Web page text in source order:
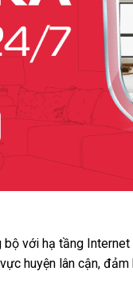
với hạ tầng
huyện lân cận,